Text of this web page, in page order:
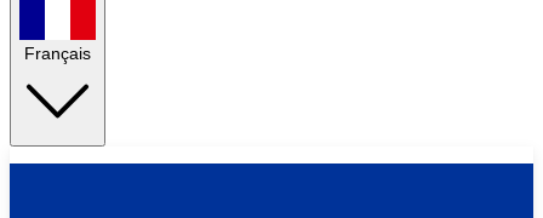
Français